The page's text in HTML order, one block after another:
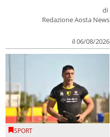
di
Redazione Aosta News
il 06/08/2026
SPORT